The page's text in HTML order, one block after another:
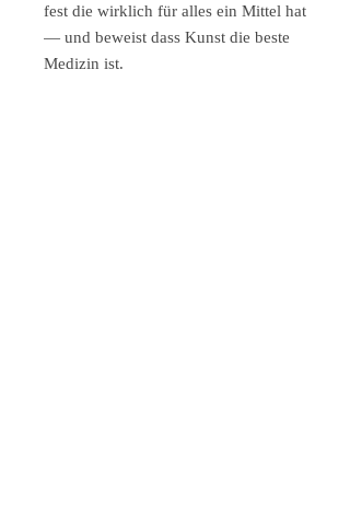
fest die wirklich für alles ein Mittel hat
— und beweist dass Kunst die beste
Medizin ist.